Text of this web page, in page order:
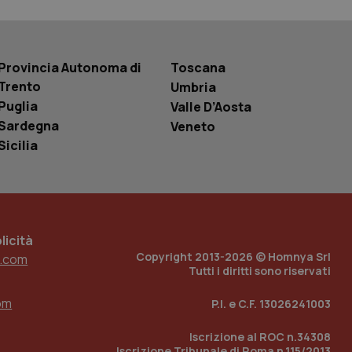
Autonoma di
Toscana
Umbria
Valle D’Aosta
Veneto
Copyright 2013-2026 © Homnya Srl
Tutti i diritti sono riservati
P.I. e C.F. 13026241003
Iscrizione al ROC n.34308
per abilitare il
con identity